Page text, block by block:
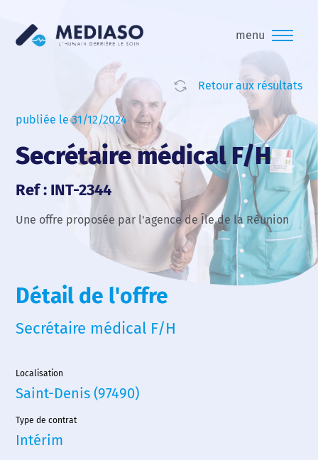
menu
Retour aux résultats
publiée le 31/12/2024
Secrétaire médical F/H
Ref : INT-2344
Une offre proposée par l'agence de Île de la Réunion
Détail de l'offre
Secrétaire médical F/H
Localisation
Saint-Denis (97490)
Type de contrat
Intérim